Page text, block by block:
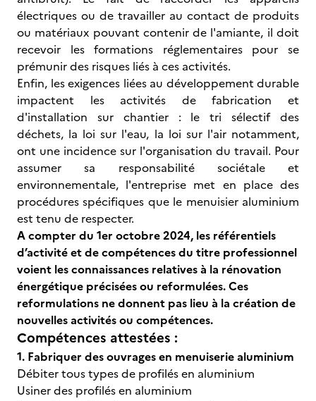
électriques ou de travailler au contact de produits
ou matériaux pouvant contenir de l'amiante, il doit
recevoir les formations réglementaires pour se
prémunir des risques liés à ces activités.
Enfin, les exigences liées au développement durable
impactent les activités de fabrication et
d'installation sur chantier : le tri sélectif des
déchets, la loi sur l'eau, la loi sur l'air notamment,
ont une incidence sur l'organisation du travail. Pour
assumer sa responsabilité sociétale et
environnementale, l'entreprise met en place des
procédures spécifiques que le menuisier aluminium
est tenu de respecter.
A compter du 1er octobre 2024, les référentiels
d’activité et de compétences du titre professionnel
voient les connaissances relatives à la rénovation
énergétique précisées ou reformulées. Ces
reformulations ne donnent pas lieu à la création de
nouvelles activités ou compétences.
Compétences attestées :
1. Fabriquer des ouvrages en menuiserie aluminium
Débiter tous types de profilés en aluminium
Usiner des profilés en aluminium